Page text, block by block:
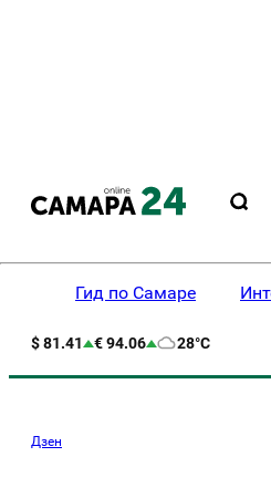
Гид по Самаре
$ 81.41 € 94.06 28°C
Дзен